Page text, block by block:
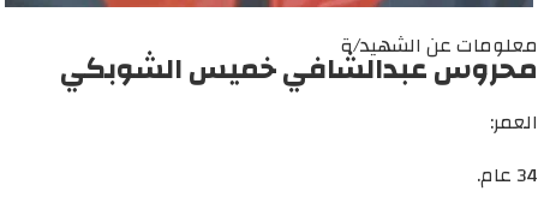
معلومات عن الشهيد/ة
محروس عبدالشافي خميس الشوبكي
العمر:
34 عام.